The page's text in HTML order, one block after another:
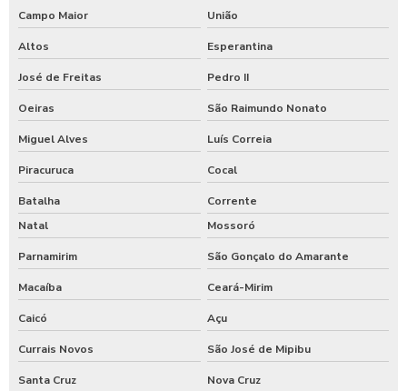
Campo Maior União
Altos Esperantina
José de Freitas Pedro II
Oeiras São Raimundo Nonato
Miguel Alves Luís Correia
Piracuruca Cocal
Batalha
Corrente
Natal
Mossoró
Parnamirim São Gonçalo do Amarante
Macaíba Ceará-Mirim
Caicó Açu
Currais Novos São José de Mipibu
Santa Cruz Nova Cruz